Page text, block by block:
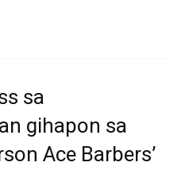
sa
gihapon sa
Ace Barbers’